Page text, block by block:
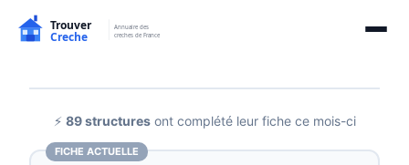
⚡ 89 structuresont complété leur fiche ce mois-ci
FICHE ACTUELLE